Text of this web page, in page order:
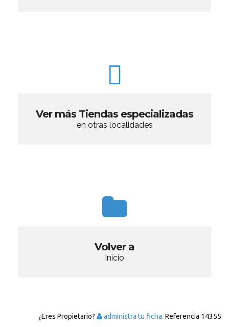
Ver más Tiendas especializadas
en otras localidades
Volver a
Inicio
¿Eres Propietario? administra tu ficha. Referencia 14355